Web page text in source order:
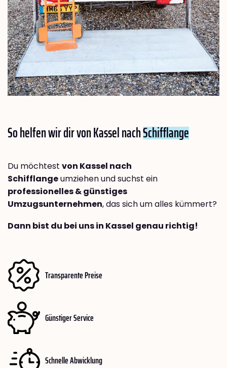
So helfen wir dir von Kassel nachSchifflange
Du möchtest von Kassel nach
Schifflangeumziehen und suchst ein
professionelles & günstiges
Umzugsunternehmen, das sich um alles kümmert?
Dann bist du bei uns in Kassel genau richtig!
Transparente Preise
Günstiger Service
Schnelle Abwicklung